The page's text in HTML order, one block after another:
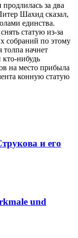
за два
Шахид сказал,
единства.
статую из-за
собраний по этому
толпа начнет
кто-нибудь
на место прибыла
конную статую
и его
und